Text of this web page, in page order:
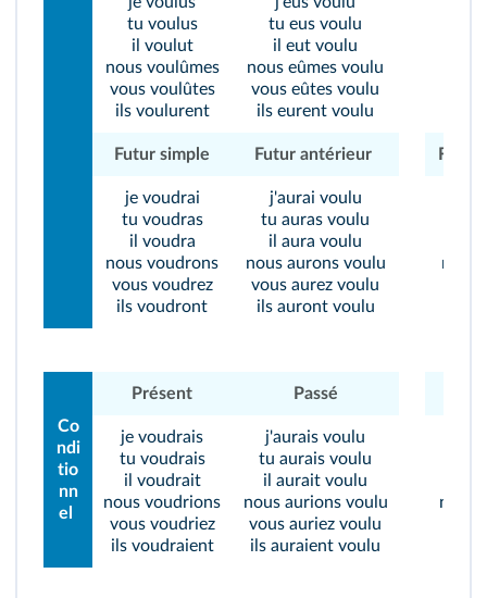
tu voulus
il voulut
nous voulûmes
vous voulûtes
ils voulurent
tu eus voulu
il eut voulu
nous eûmes voulu
vous eûtes voulu
ils eurent voulu
Futur simple Futur antérieur Futur
je voudrai
tu voudras
il voudra
nous voudrons
vous voudrez
ils voudront
j'aurai voulu
tu auras voulu
il aura voulu
nous aurons voulu
vous aurez voulu
ils auront voulu
nous
Co
ndi
tio
nn
el
Présent Passé
je voudrais
tu voudrais
il voudrait
nous voudrions
vous voudriez
ils voudraient
j'aurais voulu
tu aurais voulu
il aurait voulu
nous aurions voulu
vous auriez voulu
ils auraient voulu
nous